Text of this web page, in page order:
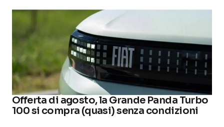
Offerta di agosto, la Grande Panda Turbo
100 si compra (quasi) senza condizioni